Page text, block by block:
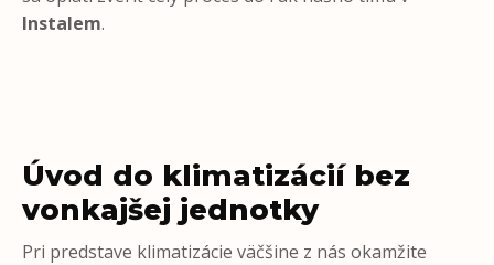
Instalem.
Úvod do klimatizácií bez
vonkajšej jednotky
Pri predstave klimatizácie väčšine z nás okamžite